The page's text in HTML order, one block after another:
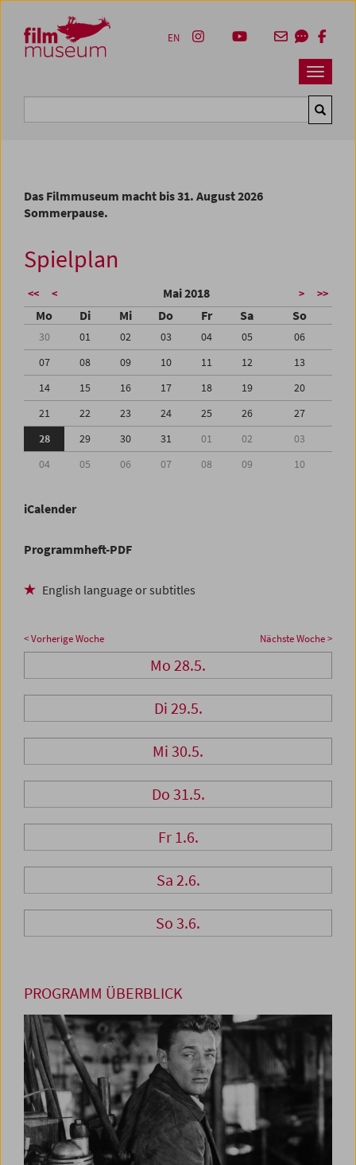
Zum Inhalt
Zum Hauptmenü
Zur Servicenavigation
Zum Suche
Navbar
EN
Das Filmmuseum macht bis 31. August 2026
Sommerpause.
Spielplan
<< < Mai 2018 > >>
Mo Di Mi Do Fr Sa So
30 01 02 03 04 05
06
07
08 09 10 11 12
13
14
15 16 17 18 19
20
21
22 23 24 25 26
27
28
29 30 31 01 02
03
04
05 06 07 08 09 10
iCalender
Programmheft-PDF
English language or subtitles
< Vorherige Woche Nächste Woche >
Mo 28.5.
Di 29.5.
Mi 30.5.
Do 31.5.
Fr 1.6.
Sa 2.6.
So 3.6.
PROGRAMM ÜBERBLICK